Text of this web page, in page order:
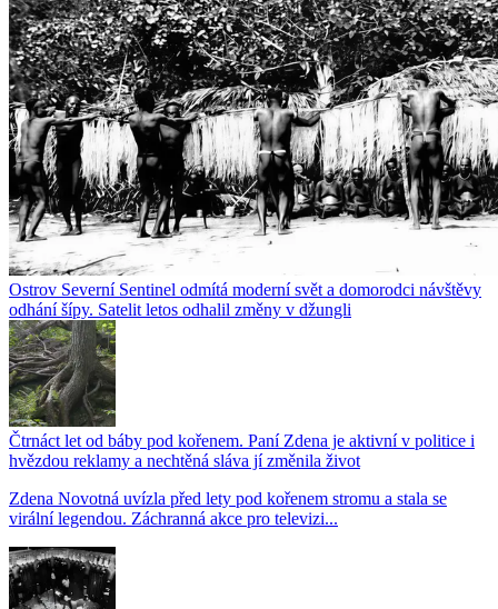
Ostrov Severní Sentinel odmítá moderní svět a domorodci návštěvy
odhání šípy. Satelit letos odhalil změny v džungli
Čtrnáct let od báby pod kořenem. Paní Zdena je aktivní v politice i
hvězdou reklamy a nechtěná sláva jí změnila život
Zdena Novotná uvízla před lety pod kořenem stromu a stala se
virální legendou. Záchranná akce pro televizi...